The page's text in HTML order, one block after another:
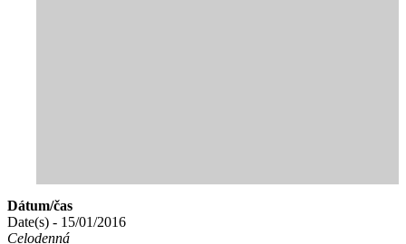
Dátum/čas
Date(s) - 15/01/2016
Celodenná